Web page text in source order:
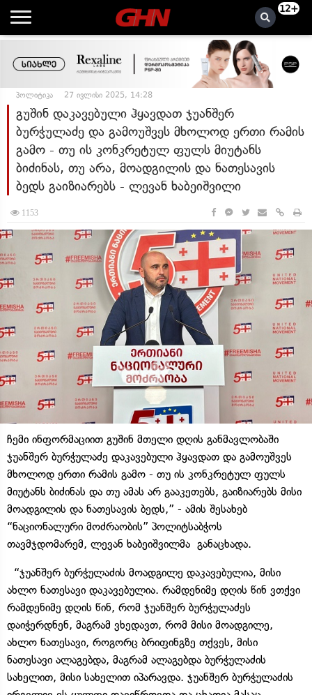
12+
პოლიტიკა 27 ივლისი 2025, 14:28
გუშინ დაკავებული ჰყავდათ ჯუანშერ
ბურჭულაძე და გამოუშვეს მხოლოდ ერთი რამის
გამო - თუ ის კონკრეტულ ფულს მიუტანს
ბიძინას, თუ არა, მოადგილის და ნათესავის
ბედს გაიზიარებს - ლევან ხაბეიშვილი
1153
ჩემი ინფორმაციით გუშინ მთელი დღის განმავლობაში
ჯუანშერ ბურჭულაძე დაკავებული ჰყავდათ და გამოუშვეს
მხოლოდ ერთი რამის გამო - თუ ის კონკრეტულ ფულს
მიუტანს ბიძინას და თუ ამას არ გააკეთებს, გაიზიარებს მისი
მოადგილის და ნათესავის ბედს,” - ამის შესახებ
“ნაციონალური მოძრაობის” პოლიტსაბჭოს
თავმჯდომარემ, ლევან ხაბეიშვილმა განაცხადა.
“ჯუანშერ ბურჭულაძის მოადგილე დაკავებულია, მისი
ახლო ნათესავი დაკავებულია. რამდენიმე დღის წინ ვთქვი
რამდენიმე დღის წინ, რომ ჯუანშერ ბურჭულაძეს
დაიჭერდნენ, მაგრამ ვხედავთ, რომ მისი მოადგილე,
ახლო ნათესავი, როგორც ბრიფინგზე თქვეს, მისი
ნათესავი ალაგებდა, მაგრამ ალაგებდა ბურჭულაძის
სახელით, მისი სახელით იპარავდა. ჯუანშერ ბურჭულაძის